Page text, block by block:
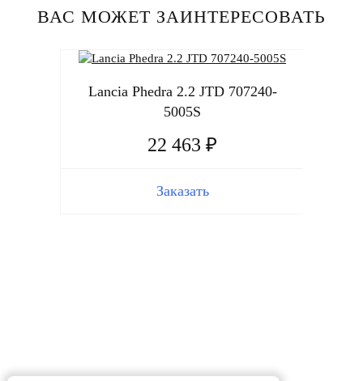
ВАС МОЖЕТ ЗАИНТЕРЕСОВАТЬ
Lancia Phedra 2.2 JTD 707240-
5005S
22 463 ₽
Заказать